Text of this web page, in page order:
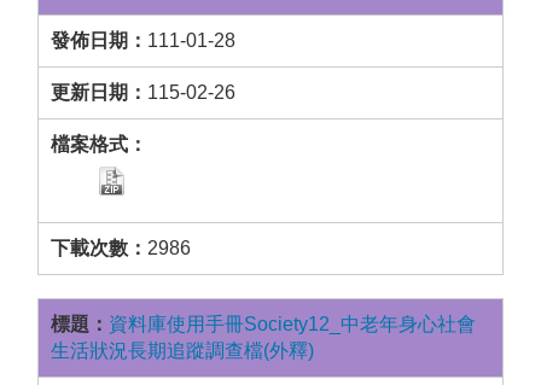
111-01-28
115-02-26
2986
資料庫使用手冊Society12_中老年身心社會
生活狀況長期追蹤調查檔(外釋)